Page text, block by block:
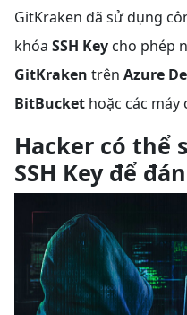
GitKraken đã sử dụng
khóa SSH Key cho phép
GitKraken trên Azure
BitBucket hoặc các
Hacker có thể
SSH Key để